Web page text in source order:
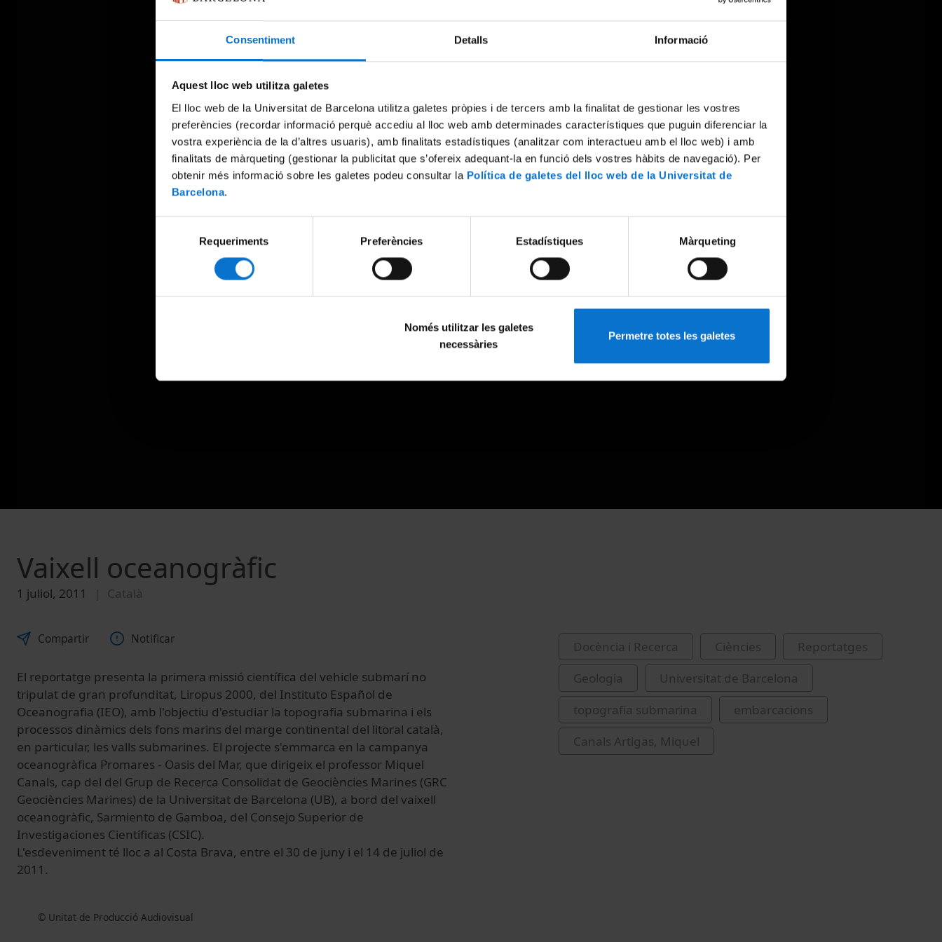
Consentiment Detalls Informació
Aquest lloc web utilitza galetes
El lloc web de la Universitat de Barcelona utilitza galetes pròpies i de tercers amb la finalitat de gestionar les vostres
preferències (recordar informació perquè accediu al lloc web amb determinades característiques que puguin diferenciar la
vostra experiència de la d’altres usuaris), amb finalitats estadístiques (analitzar com interactueu amb el lloc web) i amb
finalitats de màrqueting (gestionar la publicitat que s’ofereix adequant-la en funció dels vostres hàbits de navegació). Per
obtenir més informació sobre les galetes podeu consultar la Política de galetes del lloc web de la Universitat de
Barcelona.
consentiment
Requeriments Preferències Estadístiques Màrqueting
Només utilitzar les galetes
necessàries
Permetre totes les galetes
Try again
Vaixell oceanogràfic
1 juliol, 2011 Català
Compartir Notificar
El reportatge presenta la primera missió científica del vehicle submarí no
tripulat de gran profunditat, Liropus 2000, del Instituto Español de
Oceanografia (IEO), amb l'objectiu d'estudiar la topografia submarina i els
processos dinàmics dels fons marins del marge continental del litoral català,
en particular, les valls submarines. El projecte s'emmarca en la campanya
oceanogràfica Promares - Oasis del Mar, que dirigeix el professor Miquel
Canals, cap del del Grup de Recerca Consolidat de Geociències Marines (GRC
Geociències Marines) de la Universitat de Barcelona (UB), a bord del vaixell
oceanogràfic, Sarmiento de Gamboa, del Consejo Superior de
Investigaciones Científicas (CSIC).
L'esdeveniment té lloc a al Costa Brava, entre el 30 de juny i el 14 de juliol de
2011.
© Unitat de Producció Audiovisual
Docència i Recerca Ciències
Reportatges
Geologia
Universitat de Barcelona
topografia submarina
embarcacions
Canals Artigas, Miquel